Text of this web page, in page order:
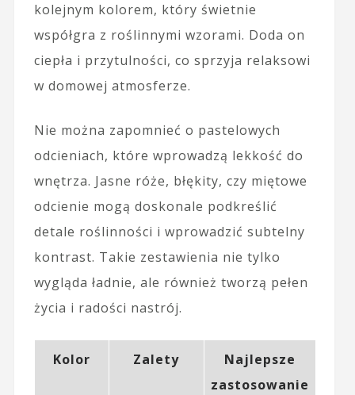
kolejnym kolorem, który świetnie
współgra z roślinnymi wzorami. Doda on
ciepła i przytulności, co sprzyja relaksowi
w domowej atmosferze.
Nie można zapomnieć o pastelowych
odcieniach, które wprowadzą lekkość do
wnętrza. Jasne róże, błękity, czy miętowe
odcienie mogą doskonale podkreślić
detale roślinności i wprowadzić subtelny
kontrast. Takie zestawienia nie tylko
wygląda ładnie, ale również tworzą pełen
życia i radości nastrój.
Kolor Zalety
Najlepsze
zastosowanie